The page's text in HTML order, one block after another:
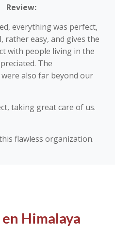
Review:
everything was perfect,
rather easy, and gives the
with people living in the
The
also far beyond our
taking great care of us.
flawless organization.
Himalaya